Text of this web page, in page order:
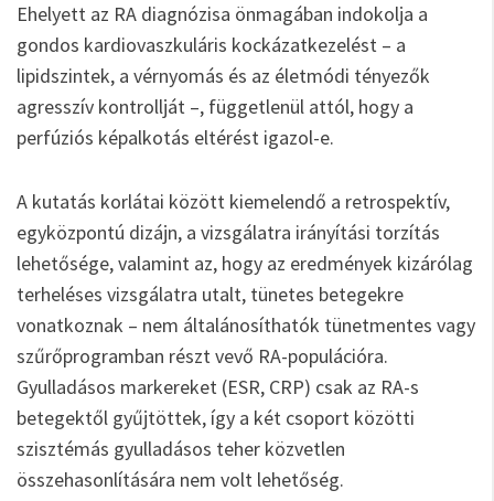
Ehelyett az RA diagnózisa önmagában indokolja a
gondos kardiovaszkuláris kockázatkezelést – a
lipidszintek, a vérnyomás és az életmódi tényezők
agresszív kontrollját –, függetlenül attól, hogy a
perfúziós képalkotás eltérést igazol-e.
A kutatás korlátai között kiemelendő a retrospektív,
egyközpontú dizájn, a vizsgálatra irányítási torzítás
lehetősége, valamint az, hogy az eredmények kizárólag
terheléses vizsgálatra utalt, tünetes betegekre
vonatkoznak – nem általánosíthatók tünetmentes vagy
szűrőprogramban részt vevő RA-populációra.
Gyulladásos markereket (ESR, CRP) csak az RA-s
betegektől gyűjtöttek, így a két csoport közötti
szisztémás gyulladásos teher közvetlen
összehasonlítására nem volt lehetőség.